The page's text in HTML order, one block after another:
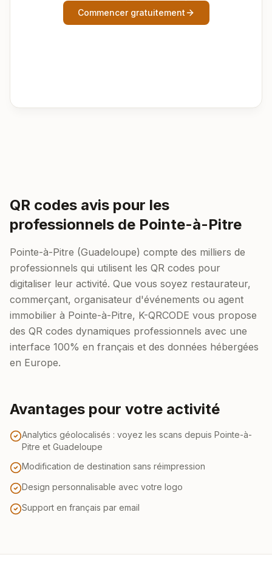
Commencer gratuitement
QR codes avis pour les
professionnels de Pointe-à-Pitre
Pointe-à-Pitre (Guadeloupe) compte des milliers de
professionnels qui utilisent les QR codes pour
digitaliser leur activité. Que vous soyez restaurateur,
commerçant, organisateur d'événements ou agent
immobilier à Pointe-à-Pitre, K-QRCODE vous propose
des QR codes dynamiques professionnels avec une
interface 100% en français et des données hébergées
en Europe.
Avantages pour votre activité
Analytics géolocalisés : voyez les scans depuis Pointe-à-
Pitre et Guadeloupe
Modification de destination sans réimpression
Design personnalisable avec votre logo
Support en français par email